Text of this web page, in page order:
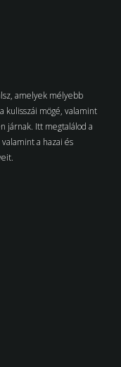
amelyek mélyebb
kulisszái mögé, valamint
járnak. Itt megtalálod a
a hazai és